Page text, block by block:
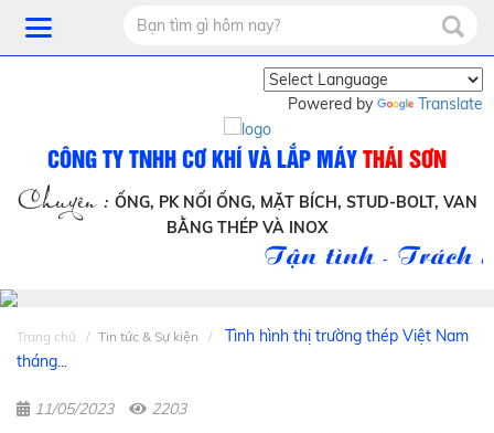
Powered by Translate
CÔNG TY TNHH CƠ KHÍ VÀ LẮP MÁYTHÁI SƠN
Chuyên : ỐNG, PK NỐI ỐNG, MẶT BÍCH, STUD-BOLT, VAN
BẰNG THÉP VÀ INOX
Tận tình - Trách
Trang chủ Tin tức & Sự kiện
Tình hình thị trường thép Việt Nam
tháng...
11/05/2023
2203